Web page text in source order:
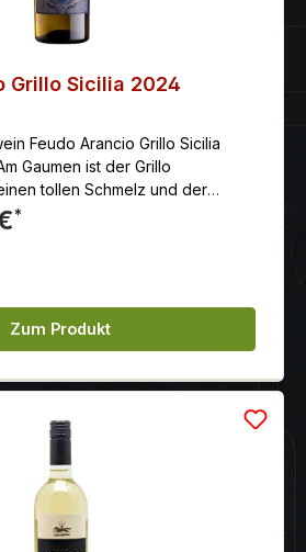
Grillo Sicilia 2024
Feudo Arancio Grillo Sicilia
Gaumen ist der Grillo
tollen Schmelz und der
und einer feinen Säure
Verfeinerung in
*
Zum Produkt